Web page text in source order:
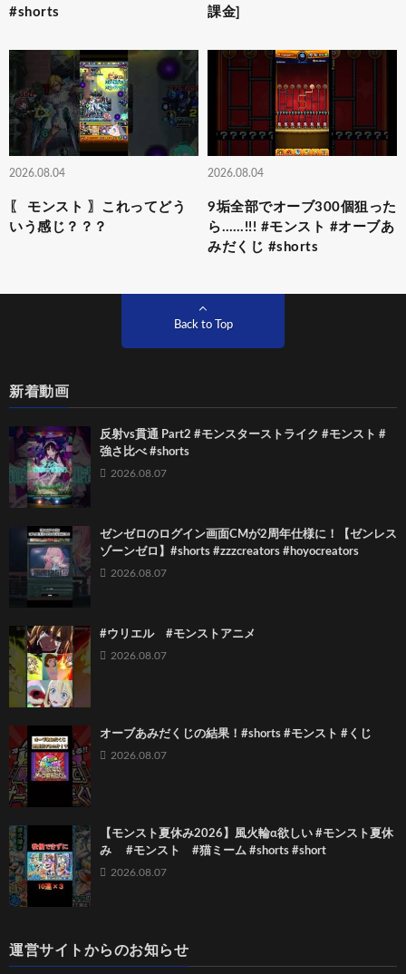
#shorts
課金]
2026.08.04
〖 モンスト 〗これってどう
いう感じ？？？
2026.08.04
9垢全部でオーブ300個狙った
ら……!!! #モンスト #オーブあ
みだくじ #shorts
Back to Top
新着動画
反射vs貫通 Part2 #モンスターストライク #モンスト #
強さ比べ #shorts
2026.08.07
ゼンゼロのログイン画面CMが2周年仕様に！【ゼンレス
ゾーンゼロ】#shorts #zzzcreators #hoyocreators
2026.08.07
#ウリエル #モンストアニメ
2026.08.07
オーブあみだくじの結果！#shorts #モンスト #くじ
2026.08.07
【モンスト夏休み2026】風火輪α欲しい #モンスト夏休
み #モンスト #猫ミーム #shorts #short
2026.08.07
運営サイトからのお知らせ